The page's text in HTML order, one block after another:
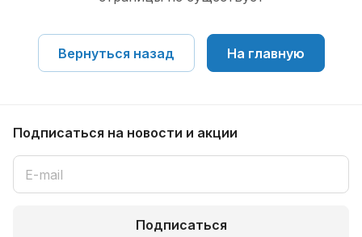
Вернуться назад На главную
Подписаться на новости и акции
Подписаться